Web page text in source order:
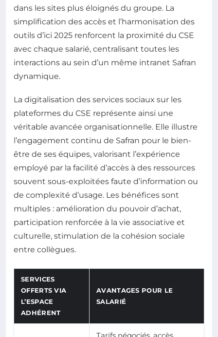
dans les sites plus éloignés du groupe. La
simplification des accès et l’harmonisation des
outils d’ici 2025 renforcent la proximité du CSE
avec chaque salarié, centralisant toutes les
interactions au sein d’un même intranet Safran
dynamique.
La digitalisation des services sociaux sur les
plateformes du CSE représente ainsi une
véritable avancée organisationnelle. Elle illustre
l’engagement continu de Safran pour le bien-
être de ses équipes, valorisant l’expérience
employé par la facilité d’accès à des ressources
souvent sous-exploitées faute d’information ou
de complexité d’usage. Les bénéfices sont
multiples : amélioration du pouvoir d’achat,
participation renforcée à la vie associative et
culturelle, stimulation de la cohésion sociale
entre collègues.
SERVICES
OFFERTS VIA
L’ESPACE
ADHÉRENT
AVANTAGES POUR LE
SALARIÉ